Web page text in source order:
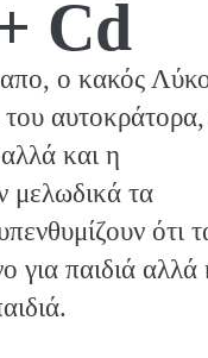
Cd
ο κακός
και η
μελωδικά τα
ότι
για παιδιά αλλά